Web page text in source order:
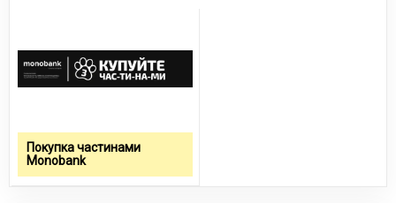
Покупка частинами
Monobank